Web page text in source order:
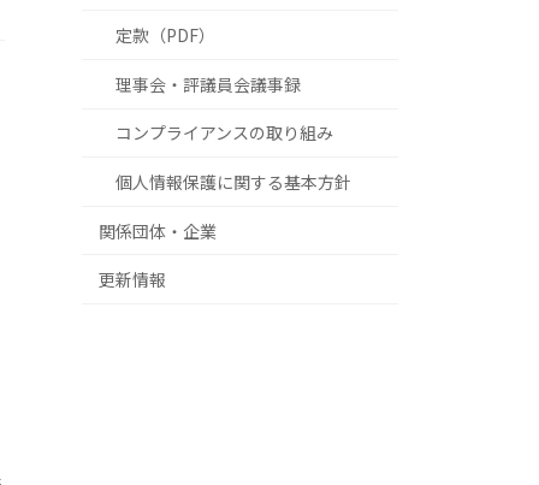
定款（PDF）
理事会・評議員会議事録
コンプライアンスの取り組み
個人情報保護に関する基本方針
関係団体・企業
更新情報